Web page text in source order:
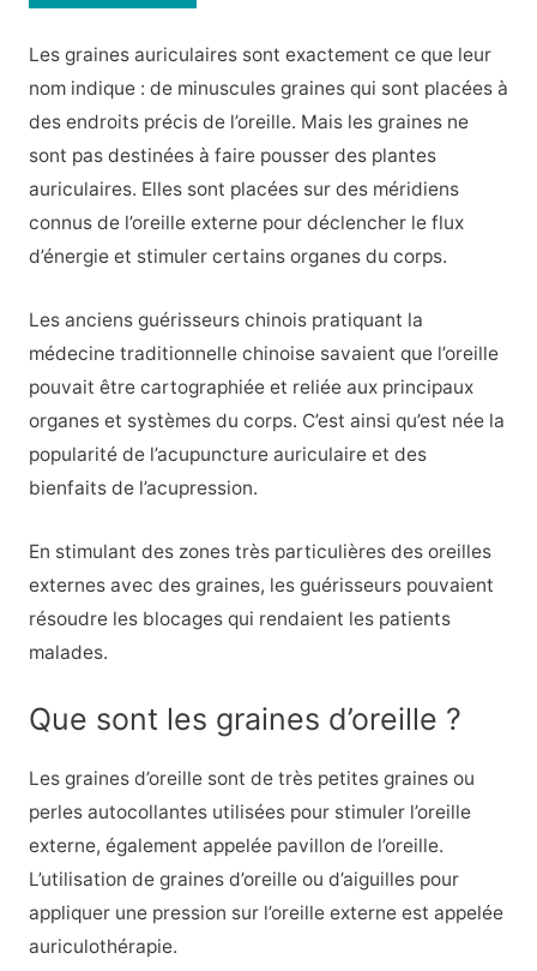
Les graines auriculaires sont exactement ce que leur
nom indique : de minuscules graines qui sont placées à
des endroits précis de l’oreille. Mais les graines ne
sont pas destinées à faire pousser des plantes
auriculaires. Elles sont placées sur des méridiens
connus de l’oreille externe pour déclencher le flux
d’énergie et stimuler certains organes du corps.
Les anciens guérisseurs chinois pratiquant la
médecine traditionnelle chinoise savaient que l’oreille
pouvait être cartographiée et reliée aux principaux
organes et systèmes du corps. C’est ainsi qu’est née la
popularité de l’acupuncture auriculaire et des
bienfaits de l’acupression.
En stimulant des zones très particulières des oreilles
externes avec des graines, les guérisseurs pouvaient
résoudre les blocages qui rendaient les patients
malades.
Que sont les graines d’oreille ?
Les graines d’oreille sont de très petites graines ou
perles autocollantes utilisées pour stimuler l’oreille
externe, également appelée pavillon de l’oreille.
L’utilisation de graines d’oreille ou d’aiguilles pour
appliquer une pression sur l’oreille externe est appelée
auriculothérapie.